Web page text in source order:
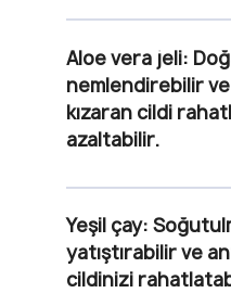
Aloe vera jeli:
nemlendirebilir ve
kızaran cildi
azaltabilir.
Yeşil çay:
yatıştırabilir ve
cildinizi